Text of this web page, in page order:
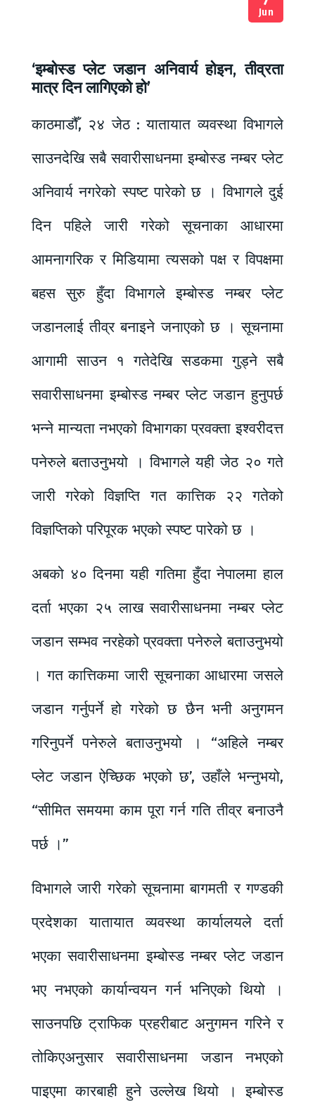
Jun
‘इम्बोस्ड प्लेट जडान अनिवार्य होइन, तीव्रता
मात्र दिन लागिएको हो’
काठमाडौँ, २४ जेठ : यातायात व्यवस्था विभागले
साउनदेखि सबै सवारीसाधनमा इम्बोस्ड नम्बर प्लेट
अनिवार्य नगरेको स्पष्ट पारेको छ । विभागले दुई
दिन पहिले जारी गरेको सूचनाका आधारमा
आमनागरिक र मिडियामा त्यसको पक्ष र विपक्षमा
बहस सुरु हुँदा विभागले इम्बोस्ड नम्बर प्लेट
जडानलाई तीव्र बनाइने जनाएको छ । सूचनामा
आगामी साउन १ गतेदेखि सडकमा गुड्ने सबै
सवारीसाधनमा इम्बोस्ड नम्बर प्लेट जडान हुनुपर्छ
भन्ने मान्यता नभएको विभागका प्रवक्ता इश्वरीदत्त
पनेरुले बताउनुभयो । विभागले यही जेठ २० गते
जारी गरेको विज्ञप्ति गत कात्तिक २२ गतेको
विज्ञप्तिको परिपूरक भएको स्पष्ट पारेको छ ।
अबको ४० दिनमा यही गतिमा हुँदा नेपालमा हाल
दर्ता भएका २५ लाख सवारीसाधनमा नम्बर प्लेट
जडान सम्भव नरहेको प्रवक्ता पनेरुले बताउनुभयो
। गत कात्तिकमा जारी सूचनाका आधारमा जसले
जडान गर्नुपर्ने हो गरेको छ छैन भनी अनुगमन
गरिनुपर्ने पनेरुले बताउनुभयो । “अहिले नम्बर
प्लेट जडान ऐच्छिक भएको छ’, उहाँले भन्नुभयो,
“सीमित समयमा काम पूरा गर्न गति तीव्र बनाउनै
पर्छ ।”
विभागले जारी गरेको सूचनामा बागमती र गण्डकी
प्रदेशका यातायात व्यवस्था कार्यालयले दर्ता
भएका सवारीसाधनमा इम्बोस्ड नम्बर प्लेट जडान
भए नभएको कार्यान्वयन गर्न भनिएको थियो ।
साउनपछि ट्राफिक प्रहरीबाट अनुगमन गरिने र
तोकिएअनुसार सवारीसाधनमा जडान नभएको
पाइएमा कारबाही हुने उल्लेख थियो । इम्बोस्ड